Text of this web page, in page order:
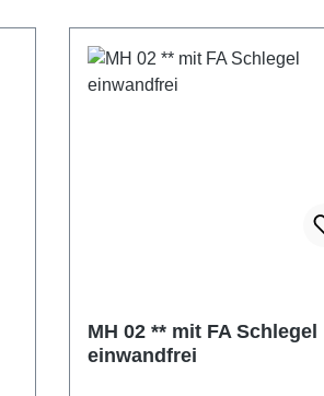
MH 02 ** mit FA Schlegel
einwandfrei